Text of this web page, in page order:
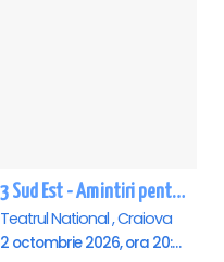
3 Sud Est - Amintiri pentru o viata - Craiova
Teatrul National , Craiova
2 octombrie 2026, ora 20:00